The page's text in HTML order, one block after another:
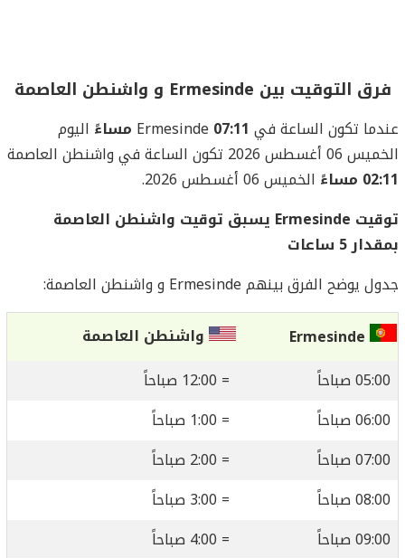
فرق التوقيت بين Ermesinde و واشنطن العاصمة
عندما تكون الساعة في Ermesinde 07:11 مساءً
اليوم
الخميس 06 أغسطس 2026 تكون الساعة في واشنطن العاصمة
02:11 مساءً
الخميس 06 أغسطس 2026.
توقيت Ermesinde يسبق توقيت واشنطن العاصمة
بمقدار 5 ساعات
جدول يوضح الفرق بينهم Ermesinde و واشنطن العاصمة:
واشنطن العاصمة
05:00 صباحاً
= 12:00 صباحاً
06:00 صباحاً
= 1:00 صباحاً
07:00 صباحاً
= 2:00 صباحاً
08:00 صباحاً
= 3:00 صباحاً
09:00 صباحاً
= 4:00 صباحاً